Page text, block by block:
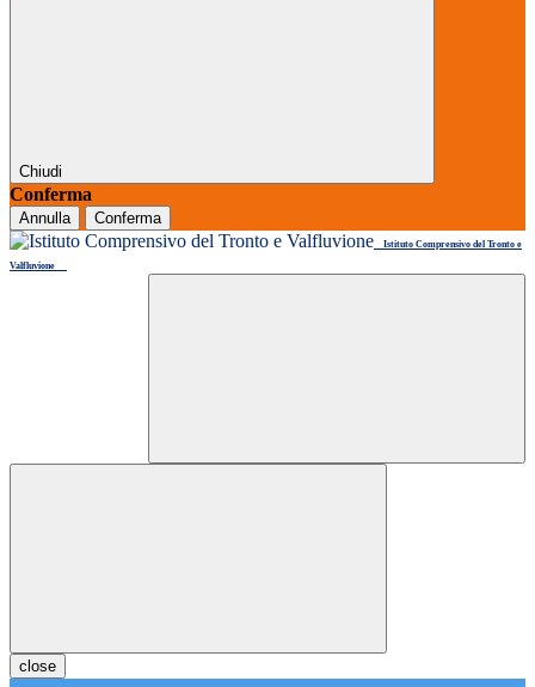
Chiudi
Conferma
Annulla Conferma
Istituto Comprensivo del Tronto e
Valfluvione
close